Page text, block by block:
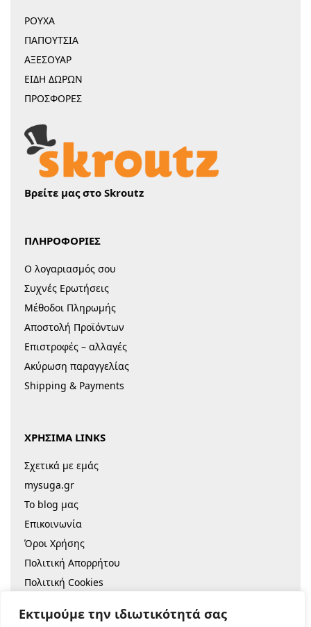
Εκτιμούμε την ιδιωτικότητά σας
ΡΟΥΧΑ
ΠΑΠΟΥΤΣΙΑ
ΑΞΕΣΟΥΑΡ
ΕΙΔΗ ΔΩΡΩΝ
ΠΡΟΣΦΟΡΕΣ
Βρείτε μας στο Skroutz
ΠΛΗΡΟΦΟΡΙΕΣ
Ο λογαριασμός σου
Συχνές Ερωτήσεις
Μέθοδοι Πληρωμής
Αποστολή Προϊόντων
Επιστροφές – αλλαγές
Ακύρωση παραγγελίας
Shipping & Payments
ΧΡΗΣΙΜΑ LINKS
Σχετικά με εμάς
mysuga.gr
Το blog μας
Επικοινωνία
Όροι Χρήσης
Πολιτική Απορρήτου
Πολιτική Cookies